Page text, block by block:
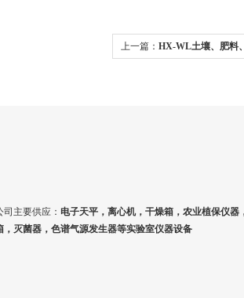
上一篇： HX-WL土壤、肥料
主要供应： 电子天平，离心机，干燥箱，农业植保仪器
，灭菌器，色谱气源发生器等实验室仪器设备